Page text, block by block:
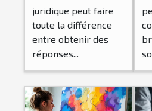
consultation
juridique
efficace ?
juridique peut faire
toute la différence
entre obtenir des
réponses...